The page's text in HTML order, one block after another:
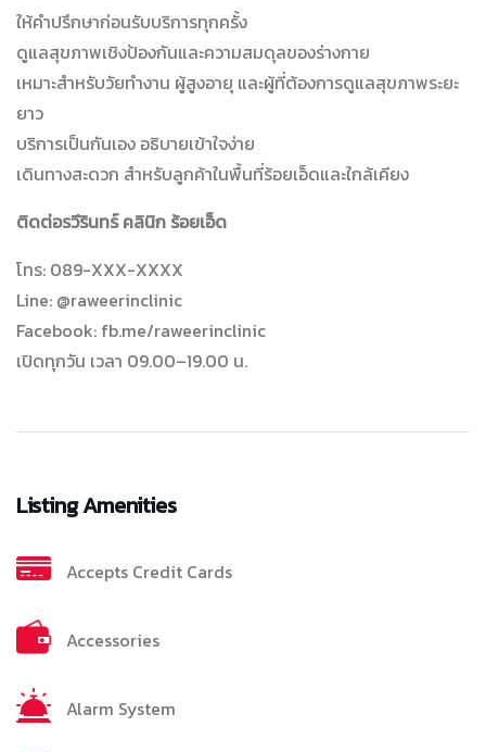
ให้คำปรึกษาก่อนรับบริการทุกครั้ง
ดูแลสุขภาพเชิงป้องกันและความสมดุลของร่างกาย
เหมาะสำหรับวัยทำงาน ผู้สูงอายุ และผู้ที่ต้องการดูแลสุขภาพระยะ
ยาว
บริการเป็นกันเอง อธิบายเข้าใจง่าย
เดินทางสะดวก สำหรับลูกค้าในพื้นที่ร้อยเอ็ดและใกล้เคียง
ติดต่อรวีรินทร์ คลินิก ร้อยเอ็ด
โทร: 089-XXX-XXXX
Line: @raweerinclinic
Facebook: fb.me/raweerinclinic
เปิดทุกวัน เวลา 09.00–19.00 น.
Listing Amenities
Accepts Credit Cards
Accessories
Alarm System